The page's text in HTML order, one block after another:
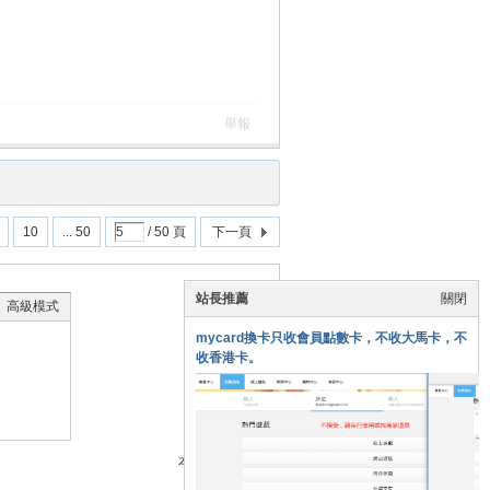
舉報
10 ... 50 / 50 頁 下一頁
高級模式
本版積分規則
關閉
站長推薦
mycard換卡只收會員點數卡，不收大馬卡，不
收香港卡。